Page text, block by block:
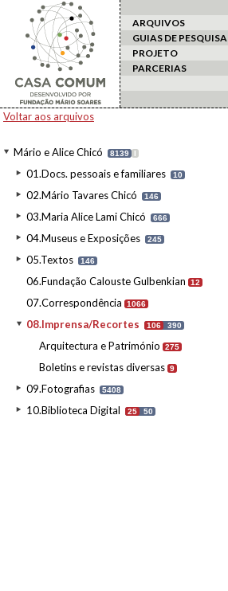
ARQUIVOS
GUIAS DE PESQUISA
PROJETO
PARCERIAS
Voltar aos arquivos
Mário e Alice Chicó 8139 I
01.Docs. pessoais e familiares 10
02.Mário Tavares Chicó 146
03.Maria Alice Lami Chicó 666
04.Museus e Exposições 245
05.Textos 146
06.Fundação Calouste Gulbenkian 12
07.Correspondência 1066
08.Imprensa/Recortes 106 390
Arquitectura e Património 275
Boletins e revistas diversas 9
09.Fotografias 5408
10.Biblioteca Digital 25 50